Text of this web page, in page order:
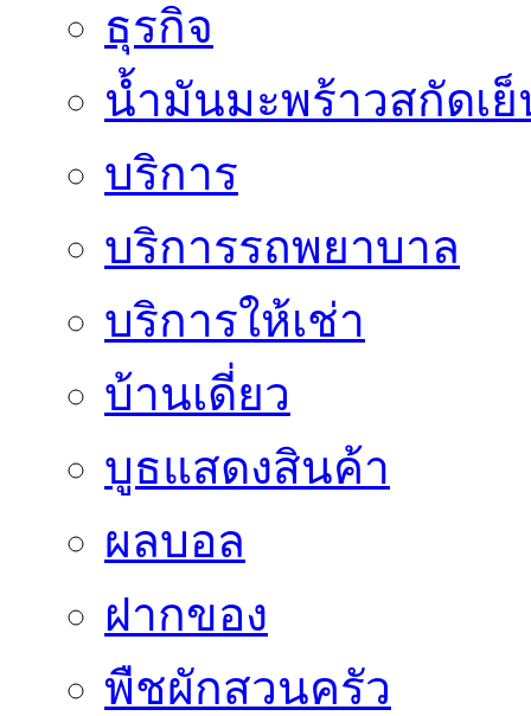
ธุรกิจ
น้ำมันมะพร้าวสกัดเ
บริการ
บริการรถพยาบาล
บริการให้เช่า
บ้านเดี่ยว
บูธแสดงสินค้า
ผลบอล
ฝากของ
พืชผักสวนครัว